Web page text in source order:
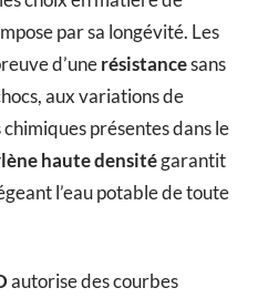
par sa longévité. Les
d’unerésistancesans
aux variations de
présentes dans le
haute densitégarantit
l’eau potable de toute
autorise des courbes